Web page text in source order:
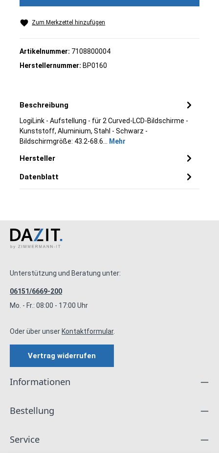
Zum Merkzettel hinzufügen
Artikelnummer: 7108800004
Herstellernummer: BP0160
Beschreibung
LogiLink - Aufstellung - für 2 Curved-LCD-Bildschirme -
Kunststoff, Aluminium, Stahl - Schwarz -
Bildschirmgröße: 43.2-68.6… Mehr
Hersteller
Datenblatt
Unterstützung und Beratung unter:
06151/6669-200
Mo. - Fr.: 08:00 - 17:00 Uhr
Oder über unserKontaktformular.
Vertrag widerrufen
Informationen
Bestellung
Service